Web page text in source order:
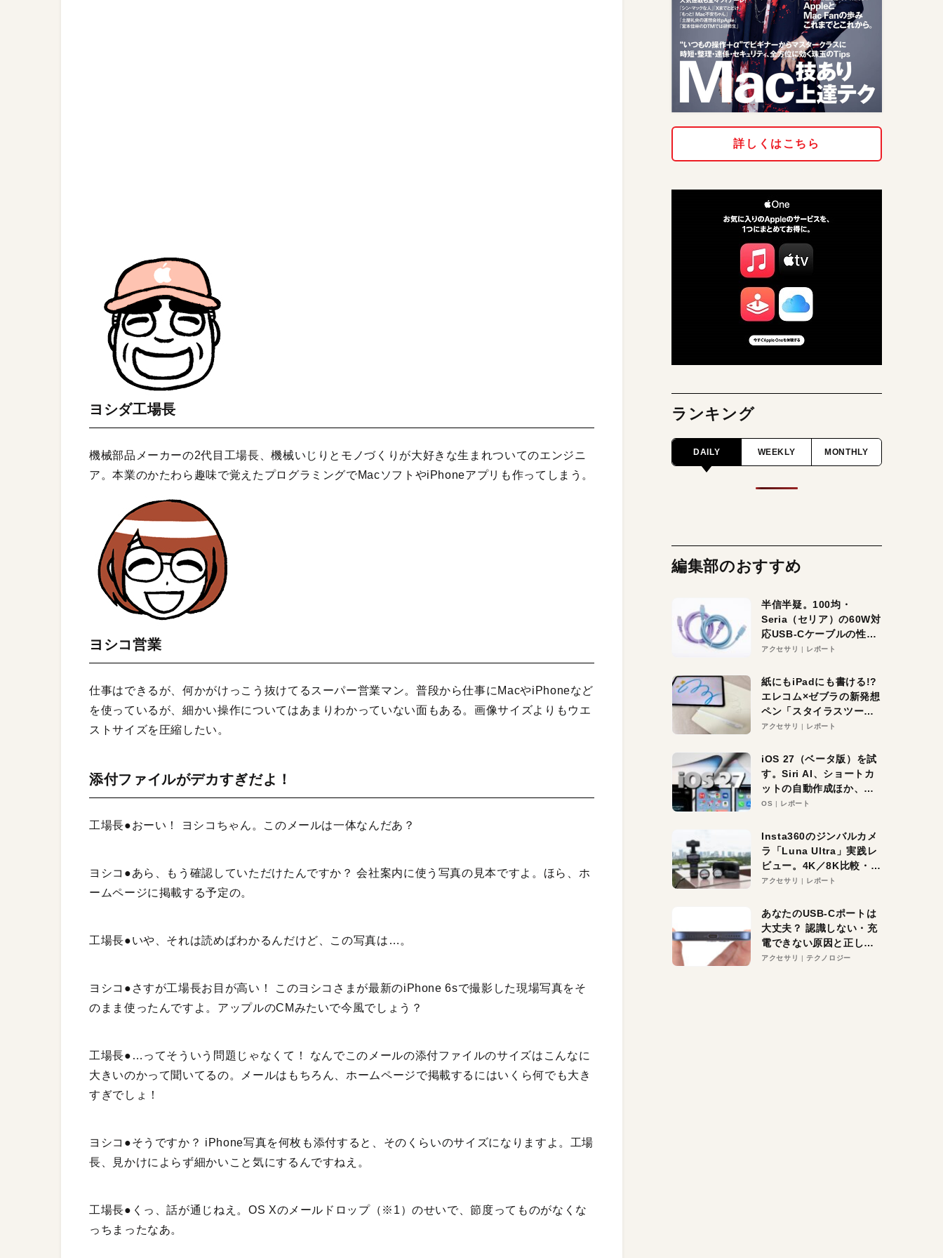
ヨシダ工場長
機械部品メーカーの2代目工場長、機械いじりとモノづくりが大好きな生まれついてのエンジニ
ア。本業のかたわら趣味で覚えたプログラミングでMacソフトやiPhoneアプリも作ってしまう。
ヨシコ営業
仕事はできるが、何かがけっこう抜けてるスーパー営業マン。普段から仕事にMacやiPhoneなど
を使っているが、細かい操作についてはあまりわかっていない面もある。画像サイズよりもウエ
ストサイズを圧縮したい。
添付ファイルがデカすぎだよ！
工場長●おーい！ ヨシコちゃん。このメールは一体なんだあ？
ヨシコ●あら、もう確認していただけたんですか？ 会社案内に使う写真の見本ですよ。ほら、ホ
ームページに掲載する予定の。
工場長●いや、それは読めばわかるんだけど、この写真は…。
ヨシコ●さすが工場長お目が高い！ このヨシコさまが最新のiPhone 6sで撮影した現場写真をそ
のまま使ったんですよ。アップルのCMみたいで今風でしょう？
工場長●…ってそういう問題じゃなくて！ なんでこのメールの添付ファイルのサイズはこんなに
大きいのかって聞いてるの。メールはもちろん、ホームページで掲載するにはいくら何でも大き
すぎでしょ！
ヨシコ●そうですか？ iPhone写真を何枚も添付すると、そのくらいのサイズになりますよ。工場
長、見かけによらず細かいこと気にするんですねえ。
工場長●くっ、話が通じねえ。OS Xのメールドロップ（※1）のせいで、節度ってものがなくな
っちまったなあ。
詳しくはこちら
ランキング
DAILY WEEKLY MONTHLY
編集部のおすすめ
半信半疑。100均・
Seria（セリア）の60W対
応USB-Cケーブルの性能
を検証。超コスパの1本を
アクセサリ レポート
紙にもiPadにも書ける!?
エレコム×ゼブラの新発想
ペン「スタイラスツーウ
ェイ」レビュー。持ち替
アクセサリ レポート
iOS 27（ベータ版）を試
す。Siri AI、ショートカ
ットの自動作成ほか、期
待大の便利機能5選。
る未来はすぐそこ！
OS レポート
Insta360のジンバルカメ
ラ「Luna Ultra」実践レ
ビュー。4K／8K比較・ズ
ーム・夜間撮影をチェッ
アクセサリ レポート
あなたのUSB-Cポートは
大丈夫？ 認識しない・充
電できない原因と正しい
対策
アクセサリ テクノロジー